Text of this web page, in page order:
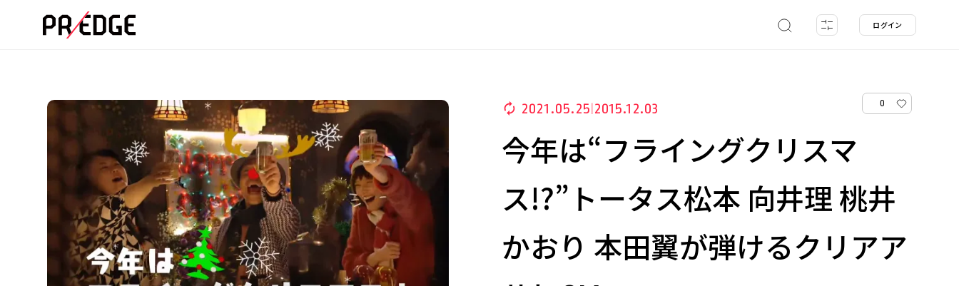
ログイン
2021.05.25 2015.12.03 0
今年は“フライングクリスマ
ス!?”トータス松本 向井理 桃井
かおり 本田翼が弾けるクリアア